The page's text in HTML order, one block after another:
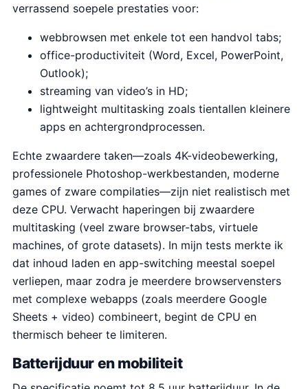
verrassend soepele prestaties voor:
webbrowsen met enkele tot een handvol tabs;
office-productiviteit (Word, Excel, PowerPoint,
Outlook);
streaming van video’s in HD;
lightweight multitasking zoals tientallen kleinere
apps en achtergrondprocessen.
Echte zwaardere taken—zoals 4K-videobewerking,
professionele Photoshop-werkbestanden, moderne
games of zware compilaties—zijn niet realistisch met
deze CPU. Verwacht haperingen bij zwaardere
multitasking (veel zware browser-tabs, virtuele
machines, of grote datasets). In mijn tests merkte ik
dat inhoud laden en app-switching meestal soepel
verliepen, maar zodra je meerdere browservensters
met complexe webapps (zoals meerdere Google
Sheets + video) combineert, begint de CPU en
thermisch beheer te limiteren.
Batterijduur en mobiliteit